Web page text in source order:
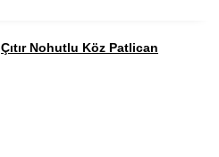
Çıtır Nohutlu Köz Patlican